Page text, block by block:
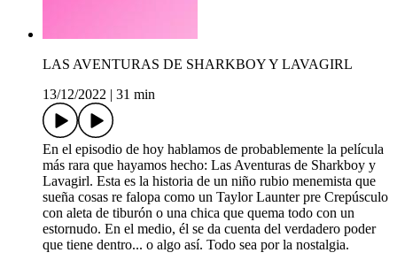
LAS AVENTURAS DE SHARKBOY Y LAVAGIRL
13/12/2022
31 min
En el episodio de hoy hablamos de probablemente la película
más rara que hayamos hecho: Las Aventuras de Sharkboy y
Lavagirl. Esta es la historia de un niño rubio menemista que
sueña cosas re falopa como un Taylor Launter pre Crepúsculo
con aleta de tiburón o una chica que quema todo con un
estornudo. En el medio, él se da cuenta del verdadero poder
que tiene dentro... o algo así. Todo sea por la nostalgia.